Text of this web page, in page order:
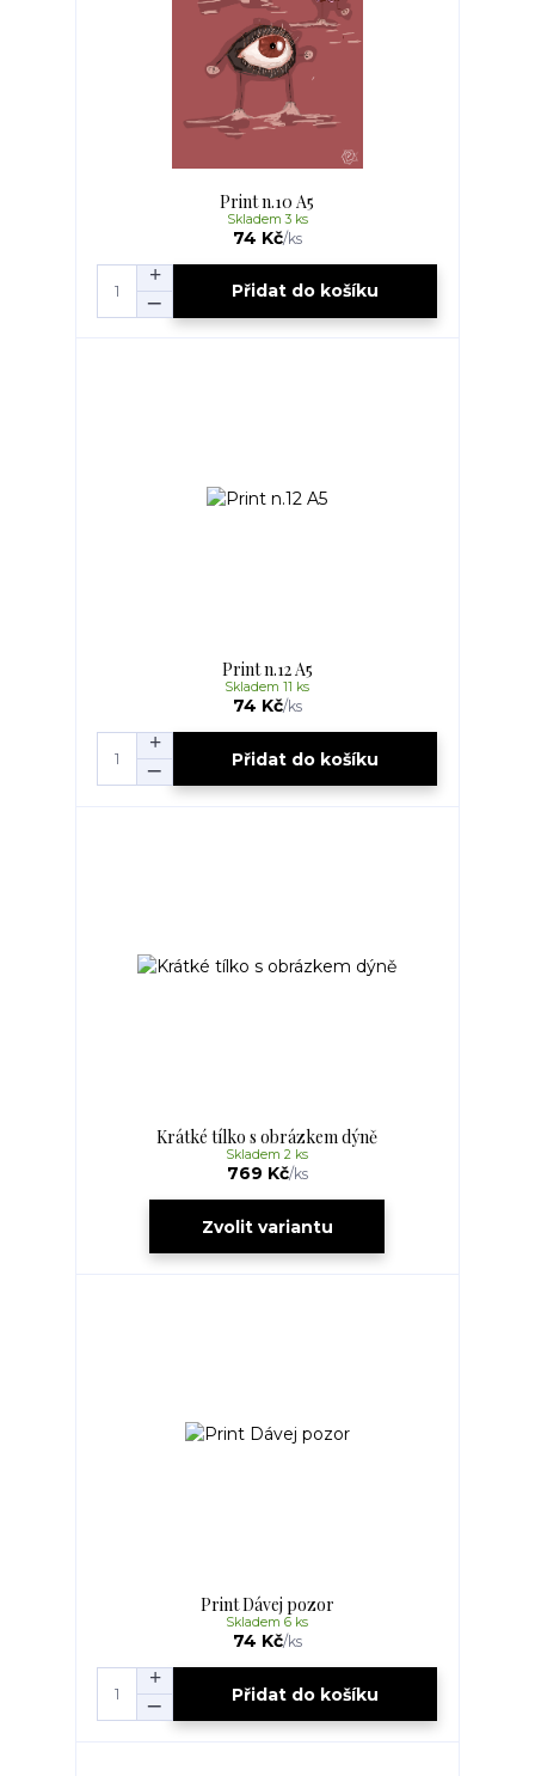
Print n.10 A5
74 Kč/ks
Skladem 3 ks
Přidat do košíku
Print n.12 A5
74 Kč/ks
Skladem 11 ks
Přidat do košíku
Krátké tílko s obrázkem dýně
769 Kč/ks
Skladem 2 ks
Zvolit variantu
Print Dávej pozor
74 Kč/ks
Skladem 6 ks
Přidat do košíku